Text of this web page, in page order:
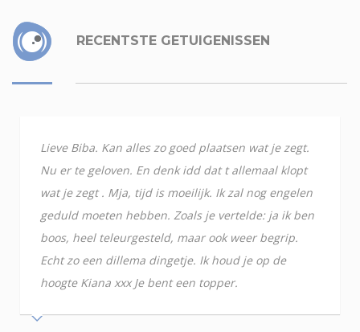
RECENTSTE GETUIGENISSEN
Lieve Biba. Kan alles zo goed plaatsen wat je zegt.
Nu er te geloven. En denk idd dat t allemaal klopt
wat je zegt . Mja, tijd is moeilijk. Ik zal nog engelen
geduld moeten hebben. Zoals je vertelde: ja ik ben
boos, heel teleurgesteld, maar ook weer begrip.
Echt zo een dillema dingetje. Ik houd je op de
hoogte Kiana xxx Je bent een topper.